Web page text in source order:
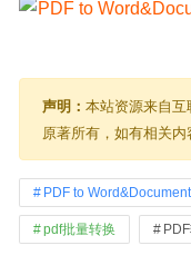
声明： 本站资源来自互
原著所有，如有相关内
PDF to
pdf批量转换